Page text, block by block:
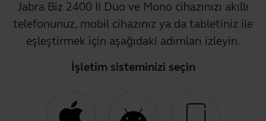
Jabra Biz 2400 II Duo ve Mono cihazınızı akıllı
telefonunuz, mobil cihazınız ya da tabletiniz ile
eşleştirmek için aşağıdaki adımları izleyin.
İşletim sisteminizi seçin